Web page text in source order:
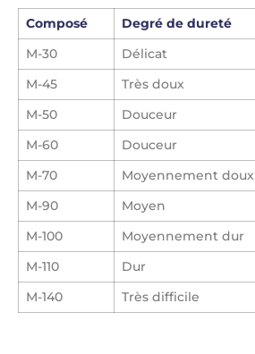
Composé Degré de dureté
M-30
Délicat
M-45
Très doux
M-50
Douceur
M-60
Douceur
M-70
Moyennement doux
M-90
Moyen
M-100
Moyennement dur
M-110
Dur
M-140
Très difficile